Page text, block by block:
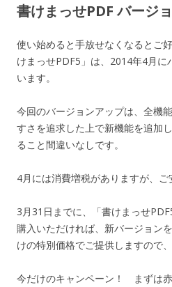
書けまっせPDF バージ
使い始めると手放せなくなるとご
けまっせPDF5」は、2014年4月に
います。
今回のバージョンアップは、全機
すさを追求した上で新機能を追加
ること間違いなしです。
4月には消費増税がありますが、ご
3月31日までに、「書けまっせ
購入いただければ、新バージョン
けの特別価格でご提供しますので
今だけのキャンペーン！ まずは